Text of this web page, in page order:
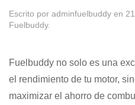
Escrito por adminfuelbuddy en
Fuelbuddy.
Fuelbuddy no solo es una
el rendimiento de tu motor,
maximizar el ahorro de